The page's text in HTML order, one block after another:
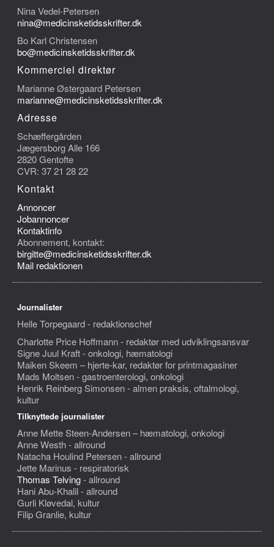
Nina Vedel-Petersen
nina@medicinsketidsskrifter.dk
Bo Karl Christensen
bo@medicinsketidsskrifter.dk
Kommerciel direktør
Marianne Østergaard Petersen
marianne@medicinsketidsskrifter.dk
Adresse
Schæffergården
Jægersborg Alle 166
2820 Gentofte
CVR: 37 21 28 22
Kontakt
Annoncer
Jobannoncer
Kontaktinfo
Abonnement, kontakt:
birgitte@medicinsketidsskrifter.dk
Mail redaktionen
Journalister
Helle Torpegaard - redaktionschef
Charlotte Price Hoffmann - redaktør med udviklingsansvar
Signe Juul Kraft - onkologi, hæmatologi
Maiken Skeem – hjerte-kar, redaktør for printmagasiner
Mads Moltsen - gastroenterologi, onkologi
Henrik Reinberg Simonsen - almen praksis, oftalmologi,
kultur
Tilknyttede journalister
Anne Mette Steen-Andersen – hæmatologi, onkologi
Anne Westh - allround
Natacha Houlind Petersen - allround
Jette Marinus - respiratorisk
Thomas Telving- allround
Hani Abu-Khalil - allround
Gurli Kløvedal, kultur
Filip Granlie, kultur